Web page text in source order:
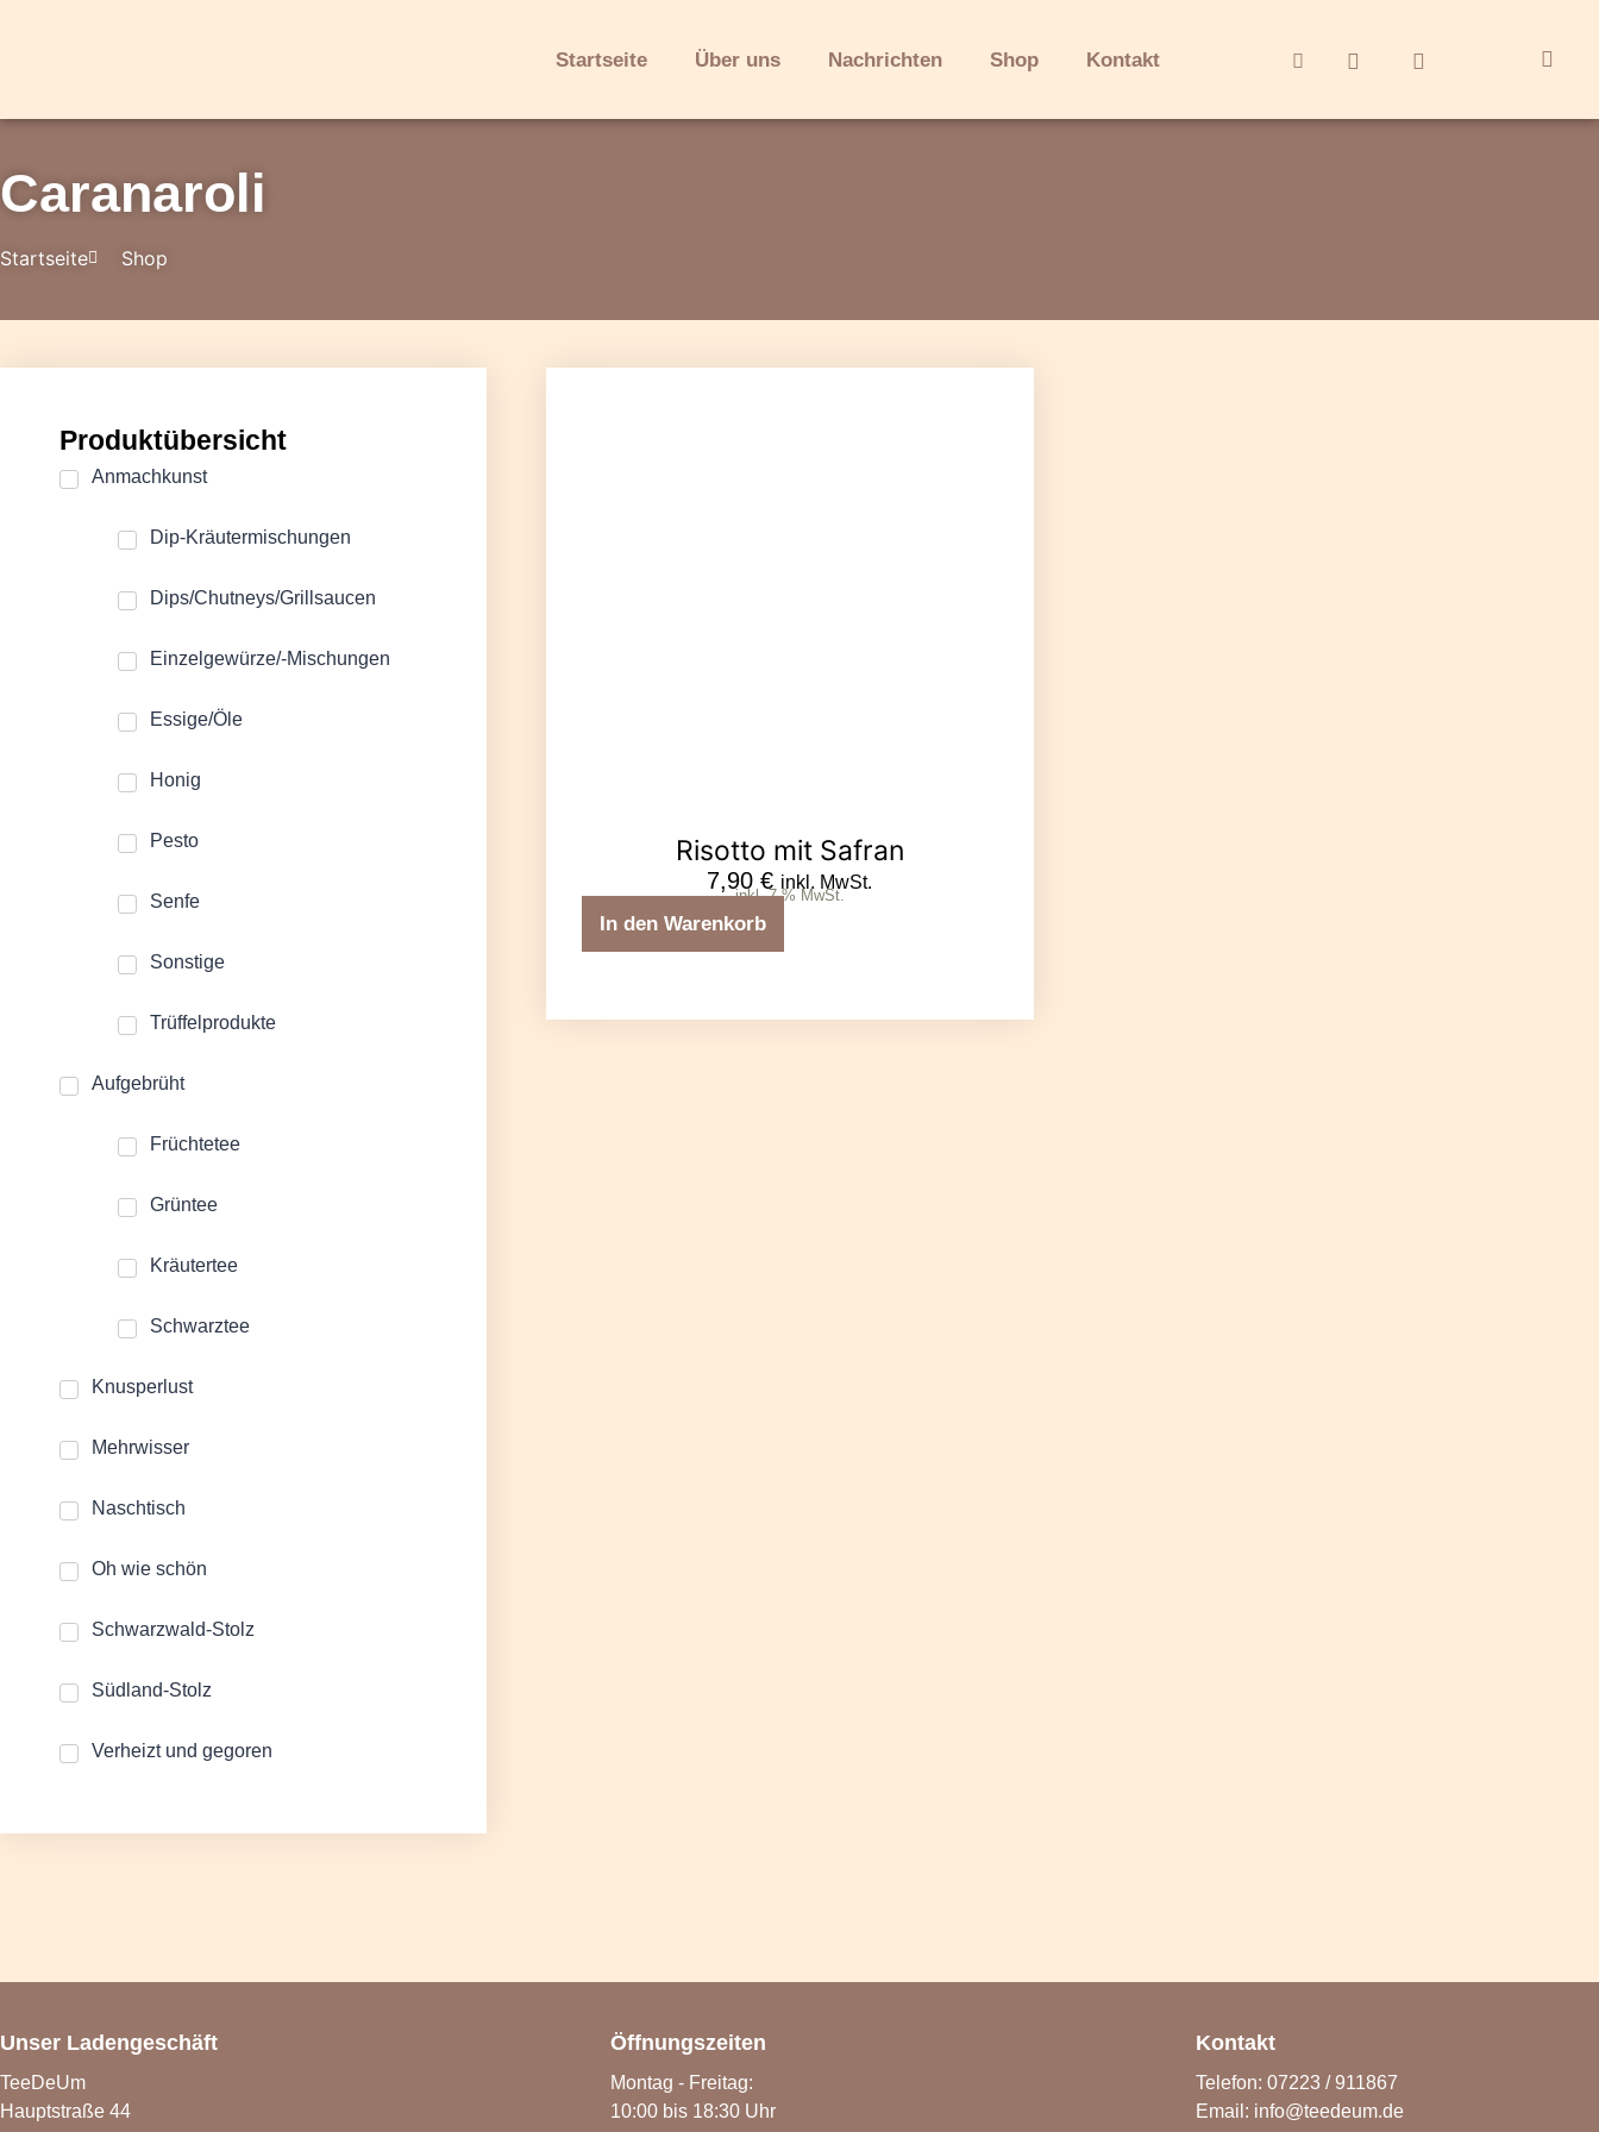
Startseite Über uns Nachrichten Shop Kontakt
Caranaroli
Startseite Shop
Produktübersicht
Anmachkunst
Dip-Kräutermischungen
Dips/Chutneys/Grillsaucen
Einzelgewürze/-Mischungen
Essige/Öle
Honig
Pesto
Senfe
Sonstige
Trüffelprodukte
Aufgebrüht
Früchtetee
Grüntee
Kräutertee
Schwarztee
Knusperlust
Mehrwisser
Naschtisch
Oh wie schön
Schwarzwald-Stolz
Südland-Stolz
Verheizt und gegoren
Risotto mit Safran
7,90€ inkl. MwSt.
inkl. 7 % MwSt.
In den Warenkorb
Unser Ladengeschäft
TeeDeUm
Hauptstraße 44
Öffnungszeiten
Montag - Freitag:
10:00 bis 18:30 Uhr
Kontakt
Telefon: 07223 / 911867
Email: info@teedeum.de